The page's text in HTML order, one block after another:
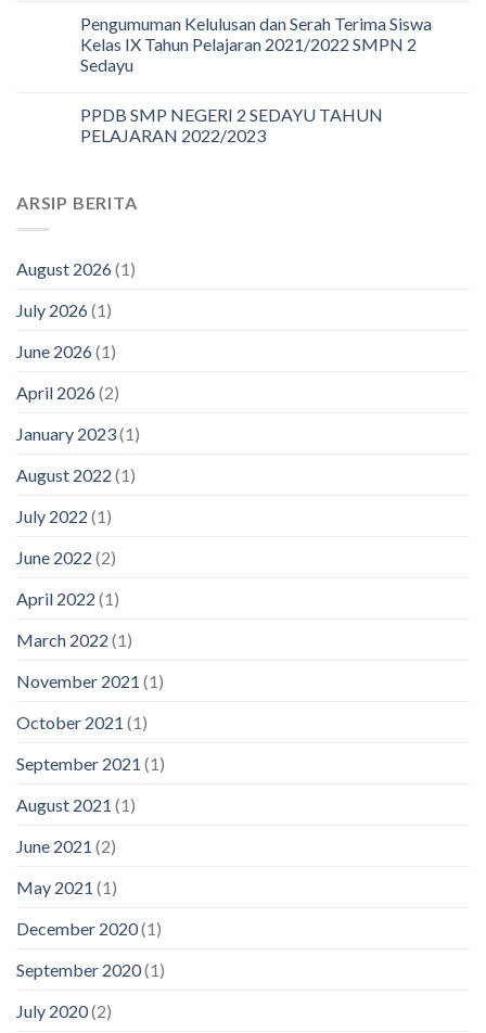
Pengumuman Kelulusan dan Serah Terima Siswa
Kelas IX Tahun Pelajaran 2021/2022 SMPN 2
Sedayu
PPDB SMP NEGERI 2 SEDAYU TAHUN
PELAJARAN 2022/2023
ARSIP BERITA
August 2026(1)
July 2026(1)
June 2026(1)
April 2026(2)
January 2023(1)
August 2022 (1)
July 2022 (1)
June 2022 (2)
April 2022 (1)
March 2022 (1)
November 2021 (1)
October 2021 (1)
September 2021 (1)
August 2021 (1)
June 2021 (2)
May 2021 (1)
December 2020(1)
September 2020(1)
July 2020(2)